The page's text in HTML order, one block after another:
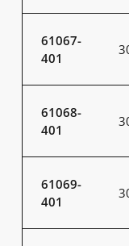
61067-
401
61068-
401
61069-
401